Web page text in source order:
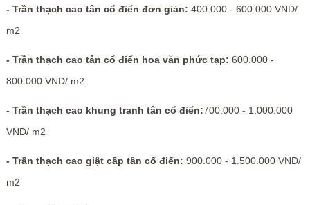
- Trần thạch cao tân cổ điển đơn giản: 400.000 - 600.000 VND/
m2
- Trần thạch cao tân cổ điển hoa văn phức tạp: 600.000 -
800.000 VND/ m2
- Trần thạch cao khung tranh tân cổ điển:700.000 - 1.000.000
VND/ m2
- Trần thạch cao giật cấp tân cổ điển: 900.000 - 1.500.000 VND/
m2